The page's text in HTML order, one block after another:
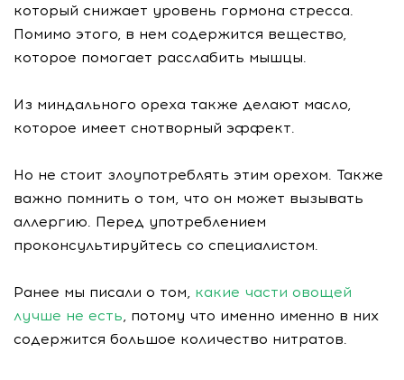
который снижает уровень гормона стресса.
Помимо этого, в нем содержится вещество,
которое помогает расслабить мышцы.
Из миндального ореха также делают масло,
которое имеет снотворный эффект.
Но не стоит злоупотреблять этим орехом. Также
важно помнить о том, что он может вызывать
аллергию. Перед употреблением
проконсультируйтесь со специалистом.
Ранее мы писали о том, какие части овощей
лучше не есть, потому что именно именно в них
содержится большое количество нитратов.